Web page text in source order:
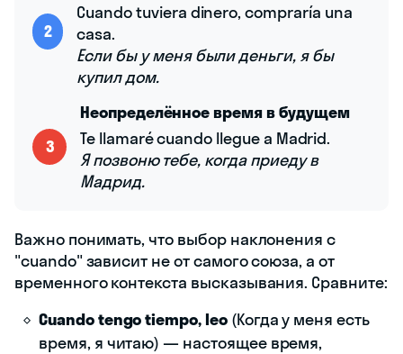
2
Cuando tuviera dinero, compraría una
casa.
Если бы у меня были деньги, я бы
купил дом.
3
Неопределённое время в будущем
Te llamaré cuando llegue a Madrid.
Я позвоню тебе, когда приеду в
Мадрид.
Важно понимать, что выбор наклонения с
"cuando" зависит не от самого союза, а от
временного контекста высказывания. Сравните:
Cuando tengo tiempo, leo(Когда у меня есть
время, я читаю) — настоящее время,